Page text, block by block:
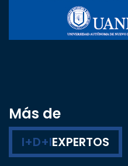
Más de
I+D+IEXPERTOS